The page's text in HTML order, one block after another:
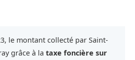
le montant collecté par Saint-
grâce à la taxe foncière sur